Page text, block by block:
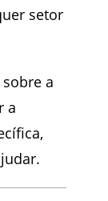
setor
a
a